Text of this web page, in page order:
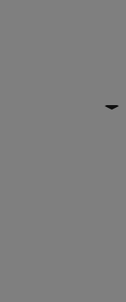
ocasión